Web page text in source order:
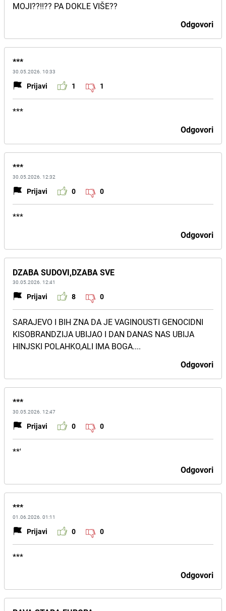
MOJI??!!?? PA DOKLE VIŠE??
Odgovori
***
30.05.2026. 10:33
Prijavi 1 1
***
Odgovori
***
30.05.2026. 12:32
Prijavi 0 0
***
Odgovori
DZABA SUDOVI,DZABA SVE
30.05.2026. 12:41
Prijavi 8 0
SARAJEVO I BIH ZNA DA JE VAGINOUSTI GENOCIDNI
KISOBRANDZIJA UBIJAO I DAN DANAS NAS UBIJA
HINJSKI POLAHKO,ALI IMA BOGA....
Odgovori
***
30.05.2026. 12:47
Prijavi 0 0
**'
Odgovori
***
01.06.2026. 01:11
Prijavi 0 0
***
Odgovori